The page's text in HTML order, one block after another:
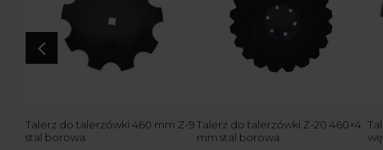
4
Talerz do talerzówki 460 mm Z-9
stal borowa
Talerz do talerzówki Z-20 460×4
mm stal borowa